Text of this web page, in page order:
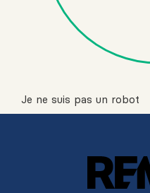
Je ne suis pas un robot